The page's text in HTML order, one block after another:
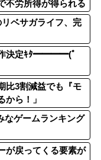
不労所得が得られる
リベサガライフ、完
作決定ｷﾀ━━━━(ﾟ
比3割減益でも『モ
から！」
なゲームランキング
が戻ってくる要素が